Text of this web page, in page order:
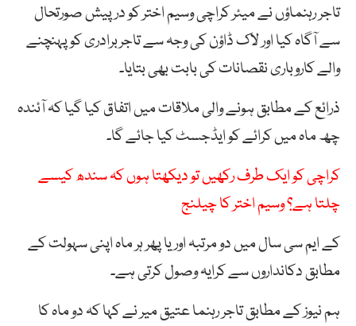
تاجر رہنماؤں نے میئر کراچی وسیم اختر کو درپیش صورتحال
سے آگاہ کیا اور لاک ڈاؤن کی وجہ سے تاجربرادری کو پہنچنے
والے کاروباری نقصانات کی بابت بھی بتایا۔
ذرائع کے مطابق ہونے والی ملاقات میں اتفاق کیا گیا کہ آئندہ
چھ ماہ میں کرائے کو ایڈجسٹ کیا جائے گا۔
کراچی کو ایک طرف رکھیں تو دیکھتا ہوں کہ سندھ کیسے
چلتا ہے؟ وسیم اختر کا چیلنج
کے ایم سی سال میں دو مرتبہ اور یا پھر ہر ماہ اپنی سہولت کے
مطابق دکانداروں سے کرایہ وصول کرتی ہے۔
ہم نیوز کے مطابق تاجر رہنما عتیق میر نے کہا کہ دو ماہ کا